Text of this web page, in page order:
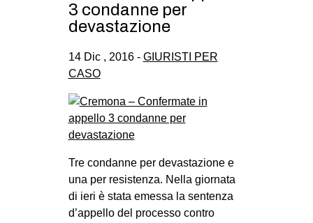
3 condanne per
devastazione
14 Dic , 2016 - GIURISTI PER
CASO
Tre condanne per devastazione e
una per resistenza. Nella giornata
di ieri è stata emessa la sentenza
d’appello del processo contro